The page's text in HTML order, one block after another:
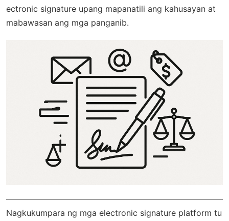
ectronic signature upang mapanatili ang kahusayan at
mabawasan ang mga panganib.
Nagkukumpara ng mga electronic signature platform tu